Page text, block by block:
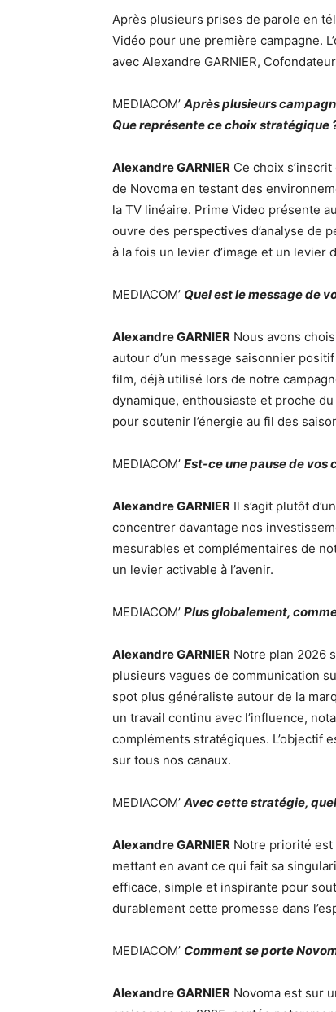
Après plusieurs prises de parole en
Vidéo pour une première campagne.
avec Alexandre GARNIER,
MEDIACOM’ Après plusieurs
Que représente ce choix stratégique
Alexandre GARNIER Ce choix
de Novoma en testant des
la TV linéaire. Prime Video présente
ouvre des perspectives d’analyse de
à la fois un levier d’image et un levier
MEDIACOM’ Quel est le message de
Alexandre GARNIER Nous avons
autour d’un message saisonnier
film, déjà utilisé lors de notre
dynamique, enthousiaste et proche
pour soutenir l’énergie au fil des
MEDIACOM’ Est-ce une pause de vos
Alexandre GARNIER Il s’agit plutôt
concentrer davantage nos
mesurables et complémentaires de
un levier activable à l’avenir.
MEDIACOM’ Plus globalement,
Alexandre GARNIER Notre plan 2026
plusieurs vagues de communication
spot plus généraliste autour de la
un travail continu avec l’influence,
compléments stratégiques. L’objectif
sur tous nos canaux.
MEDIACOM’ Avec cette stratégie,
Alexandre GARNIER Notre priorité est
mettant en avant ce qui fait sa
efficace, simple et inspirante pour
durablement cette promesse dans
MEDIACOM’ Comment se porte
Alexandre GARNIER Novoma est sur